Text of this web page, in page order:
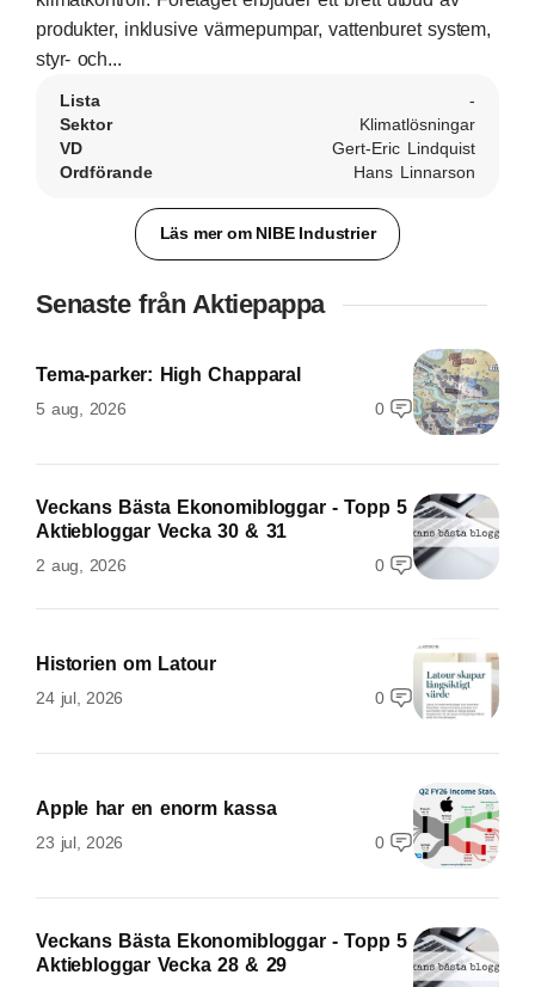
produkter, inklusive värmepumpar, vattenburet system,
styr- och...
Lista
-
Sektor
Klimatlösningar
VD
Gert-Eric Lindquist
Ordförande
Hans Linnarson
Läs mer om NIBE Industrier
Senaste från Aktiepappa
Tema-parker: High Chapparal
5 aug, 2026 0
Veckans Bästa Ekonomibloggar - Topp 5
Aktiebloggar Vecka 30 & 31
2 aug, 2026 0
Historien om Latour
24 jul, 2026 0
Apple har en enorm kassa
23 jul, 2026 0
Veckans Bästa Ekonomibloggar - Topp 5
Aktiebloggar Vecka 28 & 29